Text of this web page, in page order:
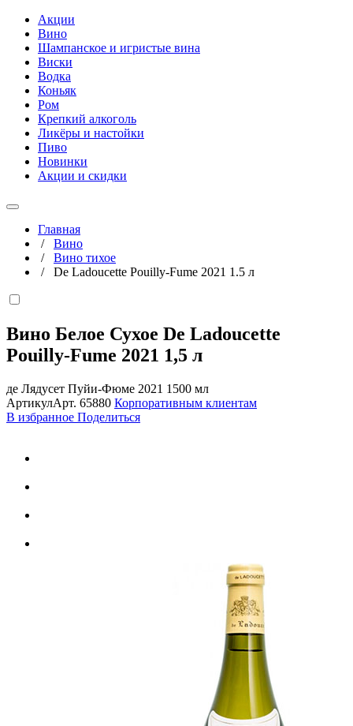
Акции
Вино
Шампанское и игристые вина
Виски
Водка
Коньяк
Ром
Крепкий алкоголь
Ликёры и настойки
Пиво
Новинки
Акции и скидки
Главная
/ Вино
/ Вино тихое
/ De Ladoucette Pouilly-Fume 2021 1.5 л
Вино Белое Сухое De Ladoucette
Pouilly-Fume 2021 1,5 л
де Лядусет Пуйи-Фюме 2021 1500 мл
АртикулАрт. 65880 Корпоративным клиентам
В избранное Поделиться